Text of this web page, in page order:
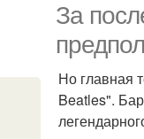
За
Но главная
Beatles".